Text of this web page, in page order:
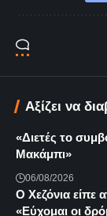
Αξίζει να
«Διετές το
Μακάμπι»
06/08/2026
Ο Χεζόνια είπε
«Εύχομαι οι